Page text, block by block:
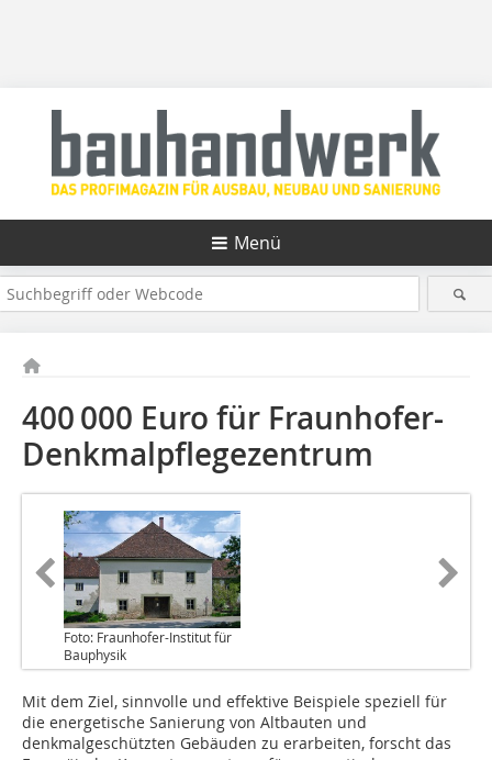
Menü
400 000 Euro für Fraunhofer-
Denkmalpflegezentrum
Foto: Fraunhofer-Institut für
Bauphysik
Mit dem Ziel, sinnvolle und effektive Beispiele speziell für
die energetische Sanierung von Altbauten und
denkmalgeschützten Gebäuden zu erarbeiten, forscht das